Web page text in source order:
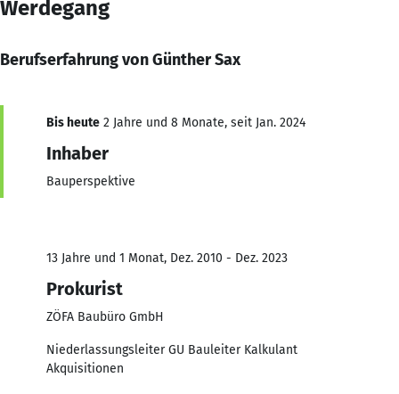
Werdegang
Berufserfahrung von Günther Sax
Bis heute 2 Jahre und 8 Monate, seit Jan. 2024
Inhaber
Bauperspektive
13 Jahre und 1 Monat, Dez. 2010 - Dez. 2023
Prokurist
ZÖFA Baubüro GmbH
Niederlassungsleiter GU Bauleiter Kalkulant
Akquisitionen